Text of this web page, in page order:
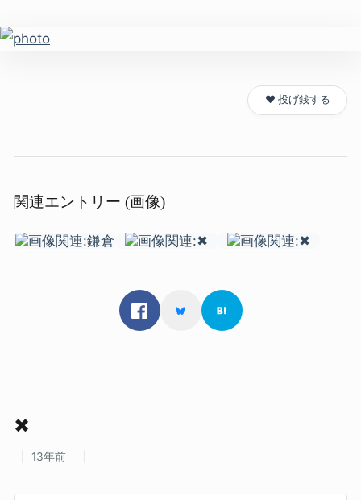
❤️ 投げ銭する
関連エントリー (画像)
✖
13年前